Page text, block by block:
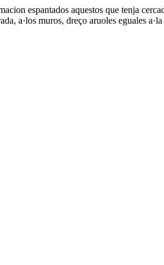
espantados aquestos que tenja
a·los muros, dreço aruoles eguales